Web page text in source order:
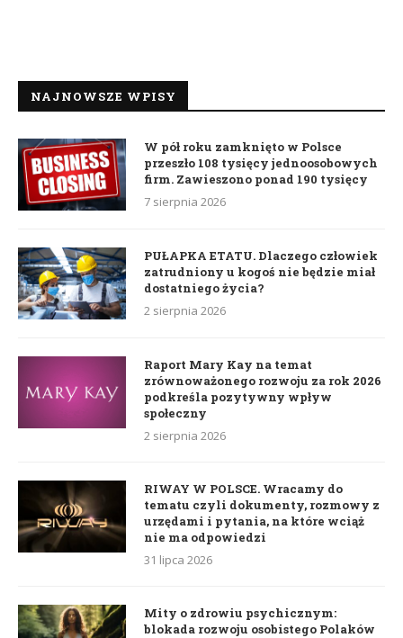
NAJNOWSZE WPISY
W pół roku zamknięto w Polsce
przeszło 108 tysięcy jednoosobowych
firm. Zawieszono ponad 190 tysięcy
7 sierpnia 2026
PUŁAPKA ETATU. Dlaczego człowiek
zatrudniony u kogoś nie będzie miał
dostatniego życia?
2 sierpnia 2026
Raport Mary Kay na temat
zrównoważonego rozwoju za rok 2026
podkreśla pozytywny wpływ
społeczny
2 sierpnia 2026
RIWAY W POLSCE. Wracamy do
tematu czyli dokumenty, rozmowy z
urzędami i pytania, na które wciąż
nie ma odpowiedzi
31 lipca 2026
Mity o zdrowiu psychicznym:
blokada rozwoju osobistego Polaków